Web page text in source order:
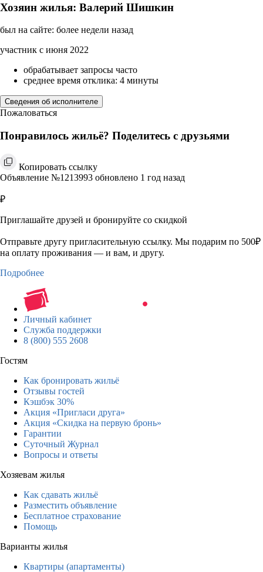
Хозяин жилья: Валерий Шишкин
был на сайте: более недели назад
участник с июня 2022
обрабатывает запросы часто
среднее время отклика: 4 минуты
Сведения об исполнителе
Пожаловаться
Понравилось жильё? Поделитесь с друзьями
Копировать ссылку
Объявление №1213993 обновлено 1 год назад
₽
Приглашайте друзей и бронируйте со скидкой
Отправьте другу пригласительную ссылку. Мы подарим по 500₽
на оплату проживания — и вам, и другу.
Подробнее
Личный кабинет
Служба поддержки
8 (800) 555 2608
Гостям
Как бронировать жильё
Отзывы гостей
Кэшбэк 30%
Акция «Пригласи друга»
Акция «Скидка на первую бронь»
Гарантии
Суточный Журнал
Вопросы и ответы
Хозяевам жилья
Как сдавать жильё
Разместить объявление
Бесплатное страхование
Помощь
Варианты жилья
Квартиры (апартаменты)